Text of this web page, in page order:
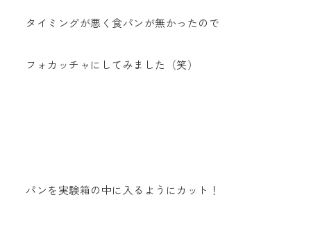
タイミングが悪く食パンが無かったので
フォカッチャにしてみました（笑）
パンを実験箱の中に入るようにカット！